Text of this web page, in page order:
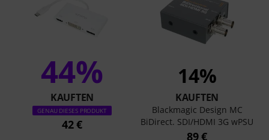
44%
KAUFTEN
GENAU DIESES PRODUKT
42 €
14%
KAUFTEN
Blackmagic Design MC
BiDirect. SDI/HDMI 3G wPSU
89 €